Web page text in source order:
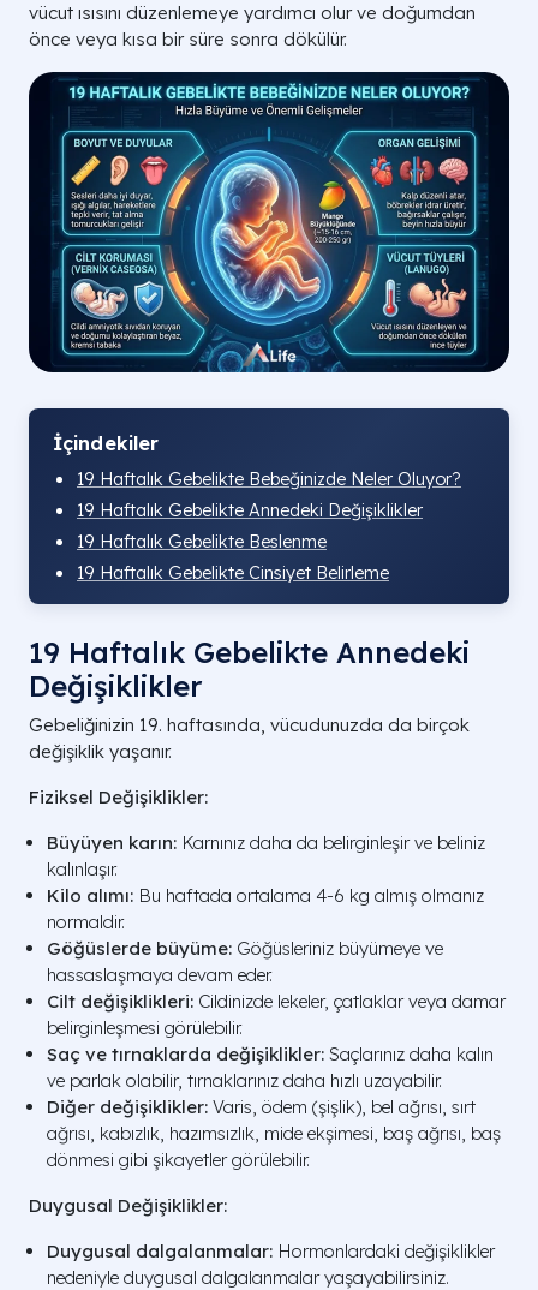
vücut ısısını düzenlemeye yardımcı olur ve doğumdan
önce veya kısa bir süre sonra dökülür.
İçindekiler
19 Haftalık Gebelikte Bebeğinizde Neler Oluyor?
19 Haftalık Gebelikte Annedeki Değişiklikler
19 Haftalık Gebelikte Beslenme
19 Haftalık Gebelikte Cinsiyet Belirleme
19 Haftalık Gebelikte Annedeki
Değişiklikler
Gebeliğinizin 19. haftasında, vücudunuzda da birçok
değişiklik yaşanır.
Fiziksel Değişiklikler:
Büyüyen karın: Karnınız daha da belirginleşir ve beliniz
kalınlaşır.
Kilo alımı: Bu haftada ortalama 4-6 kg almış olmanız
normaldir.
Göğüslerde büyüme: Göğüsleriniz büyümeye ve
hassaslaşmaya devam eder.
Cilt değişiklikleri: Cildinizde lekeler, çatlaklar veya damar
belirginleşmesi görülebilir.
Saç ve tırnaklarda değişiklikler: Saçlarınız daha kalın
ve parlak olabilir, tırnaklarınız daha hızlı uzayabilir.
Diğer değişiklikler: Varis, ödem (şişlik), bel ağrısı, sırt
ağrısı, kabızlık, hazımsızlık, mide ekşimesi, baş ağrısı, baş
dönmesi gibi şikayetler görülebilir.
Duygusal Değişiklikler:
Duygusal dalgalanmalar: Hormonlardaki değişiklikler
nedeniyle duygusal dalgalanmalar yaşayabilirsiniz.